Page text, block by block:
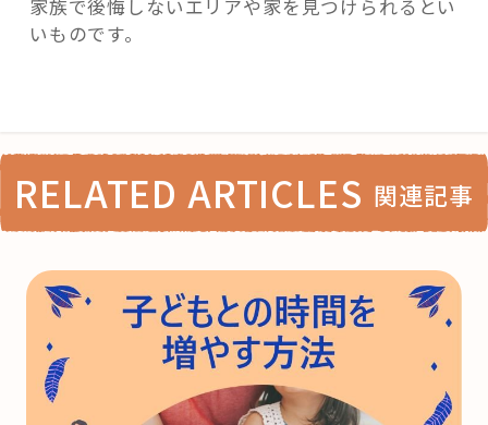
家族で後悔しないエリアや家を見つけられるとい
いものです。
RELATED ARTICLES 関連記事